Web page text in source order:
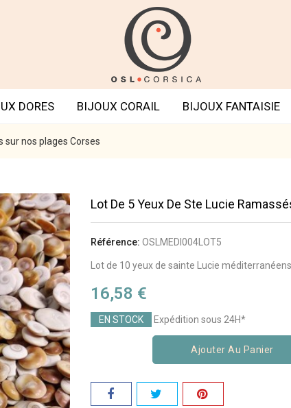
DORES BIJOUX CORAIL BIJOUX FANTAISIE
sur nos plages Corses
Lot De 5 Yeux De Ste Lucie
Référence: OSLMEDI004LOT5
Lot de 10 yeux de sainte Lucie
16,58 €
EN STOCK Expédition sous 24H*
Ajouter Au Panier